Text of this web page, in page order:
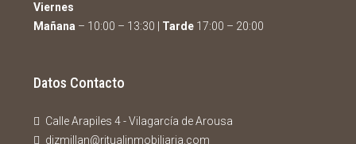
Viernes
Mañana – 10:00 – 13:30 | Tarde 17:00 – 20:00
Datos Contacto
Calle Arapiles 4 - Vilagarcía de Arousa
dizmillan@ritualinmobiliaria.com